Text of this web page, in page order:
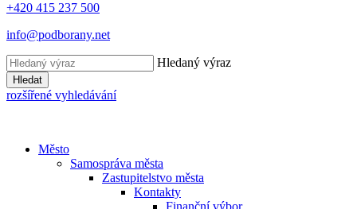
+420 415 237 500
info@podborany.net
Hledaný výraz
Hledat
rozšířené vyhledávání
Město
Samospráva města
Zastupitelstvo města
Kontakty
Finanční výbor